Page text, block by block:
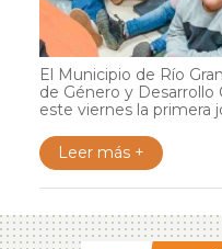
El Municipio de Río
de Género y
este viernes la primera
Leer más +